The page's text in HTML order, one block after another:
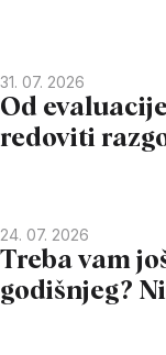
31. 07. 2026
Od
redoviti
24. 07. 2026
Treba vam
godišnjeg?